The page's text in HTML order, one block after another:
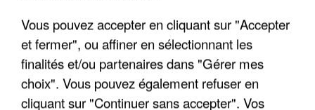
APRÈS TOUTES CES CANICULES, LES REFUGES
DE FAUNE SAUVAGE SONT...
Vous pouvez accepter en cliquant sur "Accepter
et fermer", ou affiner en sélectionnant les
finalités et/ou partenaires dans "Gérer mes
choix". Vous pouvez également refuser en
cliquant sur "Continuer sans accepter". Vos